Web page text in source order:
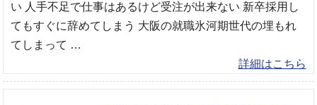
い 人手不足で仕事はあるけど受注が出来ない 新卒採用し
てもすぐに辞めてしまう 大阪の就職氷河期世代の埋もれ
てしまって …
詳細はこちら